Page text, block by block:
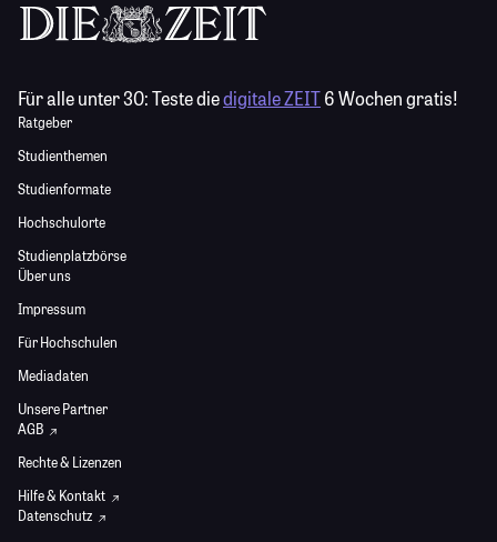
Für alle unter 30:Teste diedigitale ZEIT6 Wochen gratis!
Ratgeber
Studienthemen
Studienformate
Hochschulorte
Studienplatzbörse
Über uns
Impressum
Für Hochschulen
Mediadaten
Unsere Partner
AGB
Rechte & Lizenzen
Hilfe & Kontakt
Datenschutz